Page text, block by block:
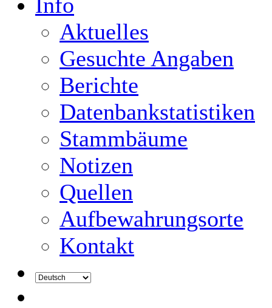
Aktuelles
Gesuchte Angaben
Berichte
Datenbankstatistiken
Stammbäume
Notizen
Quellen
Aufbewahrungsorte
Kontakt